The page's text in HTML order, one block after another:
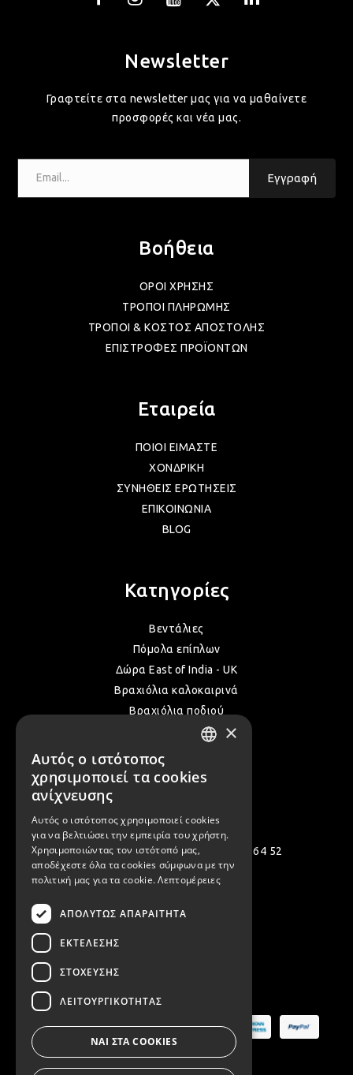
Newsletter
Γραφτείτε στα newsletter μας για να μαθαίνετε
προσφορές και νέα μας.
Εγγραφή
Βοήθεια
ΟΡΟΙ ΧΡΗΣΗΣ
ΤΡΟΠΟΙ ΠΛΗΡΩΜΗΣ
ΤΡΟΠΟΙ & ΚΟΣΤΟΣ ΑΠΟΣΤΟΛΗΣ
ΕΠΙΣΤΡΟΦΕΣ ΠΡΟΪΟΝΤΩΝ
Εταιρεία
ΠΟΙΟΙ ΕΙΜΑΣΤΕ
ΧΟΝΔΡΙΚΗ
ΣΥΝΗΘΕΙΣ ΕΡΩΤΗΣΕΙΣ
ΕΠΙΚΟΙΝΩΝΙΑ
BLOG
Κατηγορίες
Βεντάλιες
Πόμολα επίπλων
Δώρα East of India - UK
Βραχιόλια καλοκαιρινά
Βραχιόλια ποδιού
Δακτυλίδια
Όλα τα Καλοκαιρινά μας
Επικοινωνία
Πολεμιστών 12, Αργυρούπολη 164 52
[email protected]
×
Αυτός ο ιστότοπος
χρησιμοποιεί τα cookies
ανίχνευσης
Αυτός ο ιστότοπος χρησιμοποιεί cookies
για να βελτιώσει την εμπειρία του χρήστη.
Χρησιμοποιώντας τον ιστότοπό μας,
αποδέχεστε όλα τα cookies σύμφωνα με την
πολιτική μας για τα cookie. Λεπτομέρειες
ΑΠΟΛΎΤΩΣ ΑΠΑΡΑΊΤΗΤΑ
ΕΚΤΈΛΕΣΗΣ
ΣΤΌΧΕΥΣΗΣ
ΛΕΙΤΟΥΡΓΙΚΌΤΗΤΑΣ
ΝΑΙ ΣΤΑ COOKIES